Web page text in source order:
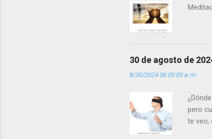
30 de agosto de
8/30/2024 06:00:00 a. m.
pero
te veo,